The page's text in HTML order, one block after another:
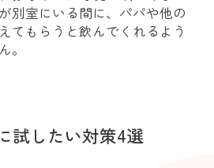
別室にいる間に、パパや他の
てもらうと飲んでくれるよう
。
試したい対策4選